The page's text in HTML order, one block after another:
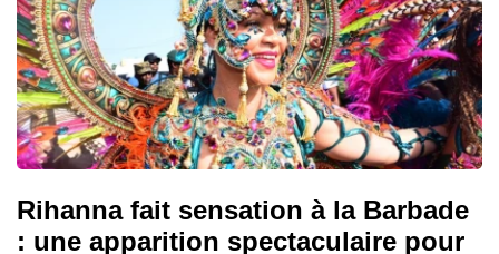
Rihanna fait sensation à la Barbade
: une apparition spectaculaire pour